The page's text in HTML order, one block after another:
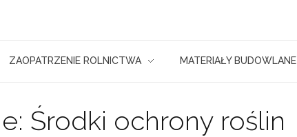
ZAOPATRZENIE ROLNICTWA MATERIAŁY BUDOWLANE
Środki ochrony roślin